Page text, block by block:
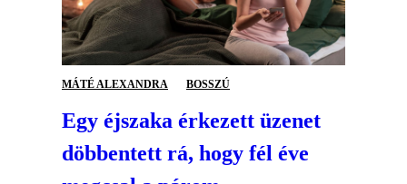
MÁTÉ ALEXANDRA BOSSZÚ
Egy éjszaka érkezett üzenet
döbbentett rá, hogy fél éve